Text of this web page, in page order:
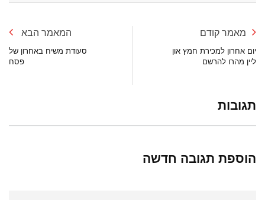
מאמר קודם
יום אחרון למכירת חמץ און
ליין מהרו להרשם
המאמר הבא
סעודת משיח באחרון של
פסח
תגובות
הוספת תגובה חדשה